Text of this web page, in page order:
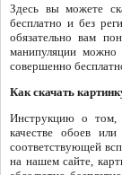
Здесь вы можете
бесплатно и без
обязательно вам
манипуляции можно
совершенно
Как скачать
Инструкцию о том,
качестве обоев
соответствующей
на нашем сайте,